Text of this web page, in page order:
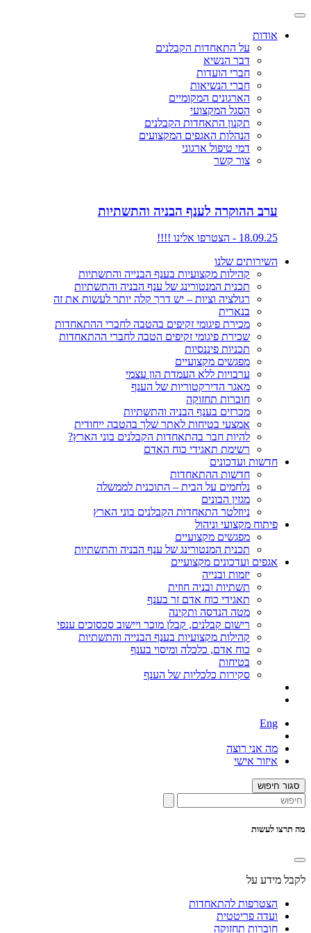
אודות
על התאחדות הקבלנים
דבר הנשיא
חברי הועדות
חברי הנשיאות
הארגונים המקומיים
הסגל המקצועי
תקנון התאחדות הקבלנים
הנהלות האגפים המקצועים
דמי טיפול ארגוני
צור קשר
ערב ההוקרה לענף הבניה והתשתיות
18.09.25 - הצטרפו אלינו !!!!
השירותים שלנו
קהילות מקצועיות בענף הבנייה והתשתיות
תכנית המנטורינג של ענף הבניה והתשתיות
רגולציה וציות – יש דרך קלה יותר לעשות את זה
בנארית
מכירת פיגומי זקיפים בהטבה לחברי ההתאחדות
שכירת פיגומי זקיפים הטבה לחברי ההתאחדות
תכניות פיננסיות
מפגשים מקצועיים
ערבויות ללא העמדת הון עצמי
מאגר הדירקטוריות של הענף
חוברות תחזוקה
מכרזים בענף הבניה והתשתיות
אמצעי בטיחות לאתר שלך בהטבה ייחודית
להיות חבר בהתאחדות הקבלנים בוני הארץ?
רשימת תאגידי כוח האדם
חדשות ועדכונים
חדשות ההתאחדות
נלחמים על הבית – התוכנית לממשלה
מגזין הבונים
ניוזלטר התאחדות הקבלנים בוני הארץ
פיתוח מקצועי וניהול
מפגשים מקצועיים
תכנית המנטורינג של ענף הבניה והתשתיות
אגפים ועדכונים מקצועיים
יזמות ובנייה
תשתיות ובניה חוזית
תאגידי כוח אדם זר בענף
מטה הנדסה ותקינה
רישום קבלנים, קבלן מוכר ויישוב סכסוכים ענפי
קהילות מקצועיות בענף הבנייה והתשתיות
כוח אדם, כלכלה ומיסוי בענף
בטיחות
סקירות כלכליות של הענף
Eng
מה אני רוצה
איזור אישי
סגור חיפוש
מה תרצו לעשות
לקבל מידע על
הצטרפות להתאחדות
ועדה פריטטית
חוברות תחזוקה